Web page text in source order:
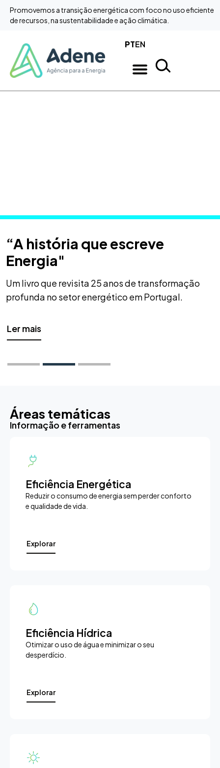
Saltar para o conteúdo
Promovemos a transição energética com foco no uso eficiente
de recursos, na sustentabilidade e ação climática.
PTEN
“A história que escreve
Energia"
Um livro que revisita 25 anos de transformação
profunda no setor energético em Portugal.
Ler mais
sobre “A história que escreve Energia"
Áreas temáticas
Informação e ferramentas
Eficiência Energética
Reduzir o consumo de energia sem perder conforto
e qualidade de vida.
Explorar
Eficiência Hídrica
Otimizar o uso de água e minimizar o seu
desperdício.
Explorar